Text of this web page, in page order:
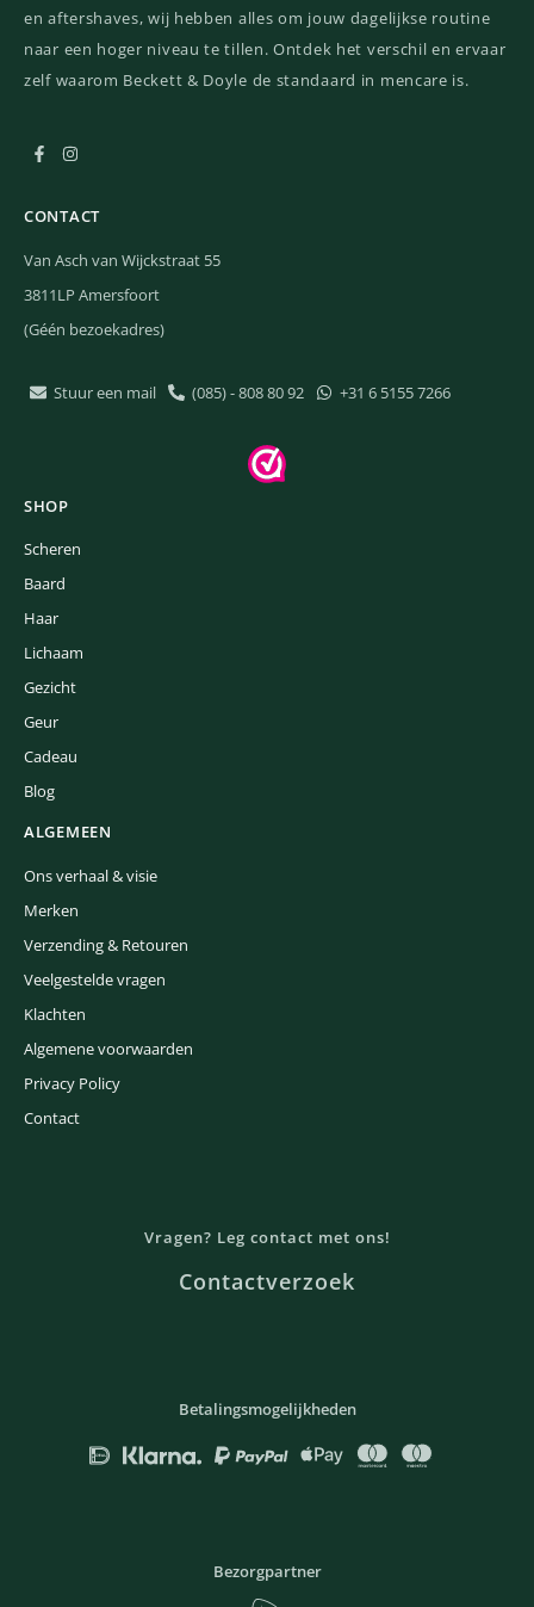
en aftershaves, wij hebben alles om jouw dagelijkse routine
naar een hoger niveau te tillen. Ontdek het verschil en ervaar
zelf waarom Beckett & Doyle de standaard in mencare is.
CONTACT
Van Asch van Wijckstraat 55
3811LP Amersfoort
(Géén bezoekadres)
Stuur een mail (085) - 808 80 92 +31 6 5155 7266
SHOP
Scheren
Baard
Haar
Lichaam
Gezicht
Geur
Cadeau
Blog
ALGEMEEN
Ons verhaal & visie
Merken
Verzending & Retouren
Veelgestelde vragen
Klachten
Algemene voorwaarden
Privacy Policy
Contact
Vragen? Leg contact met ons!
Contactverzoek
Betalingsmogelijkheden
Bezorgpartner